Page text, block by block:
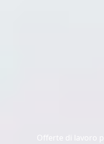
Offerte di lavoro